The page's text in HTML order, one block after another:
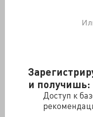
и получишь:
Доступ к
Museum Collection
Или вот еще ракурс: